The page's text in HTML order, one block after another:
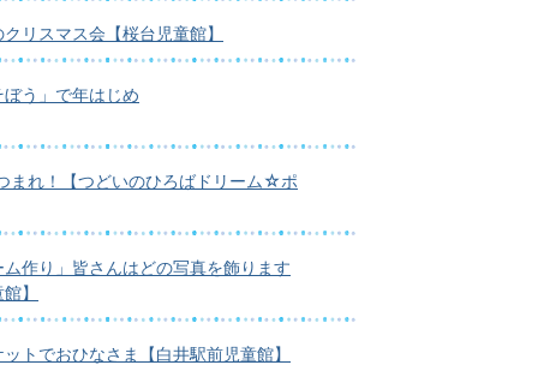
リスマス会【桜台児童館】
う」で年はじめ
まれ！【つどいのひろばドリーム☆ポ
作り」皆さんはどの写真を飾ります
】
トでおひなさま【白井駅前児童館】